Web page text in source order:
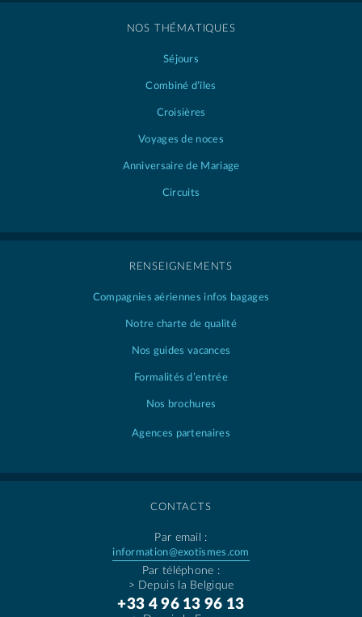
NOS THÉMATIQUES
Séjours
Combiné d’îles
Croisières
Voyages de noces
Anniversaire de Mariage
Circuits
RENSEIGNEMENTS
Compagnies aériennes infos bagages
Notre charte de qualité
Nos guides vacances
Formalités d’entrée
Nos brochures
Agences partenaires
CONTACTS
Par email :
information@exotismes.com
Par téléphone :
> Depuis la Belgique
+33 4 96 13 96 13